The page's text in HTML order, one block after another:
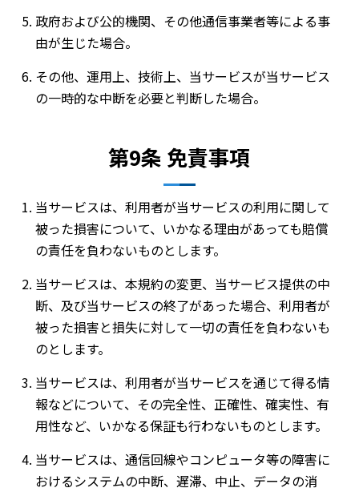
政府および公的機関、その他通信事業者等による事
由が生じた場合。
その他、運用上、技術上、当サービスが当サービス
の一時的な中断を必要と判断した場合。
第9条 免責事項
当サービスは、利用者が当サービスの利用に関して
被った損害について、いかなる理由があっても賠償
の責任を負わないものとします。
当サービスは、本規約の変更、当サービス提供の中
断、及び当サービスの終了があった場合、利用者が
被った損害と損失に対して一切の責任を負わないも
のとします。
当サービスは、利用者が当サービスを通じて得る情
報などについて、その完全性、正確性、確実性、有
用性など、いかなる保証も行わないものとします。
当サービスは、通信回線やコンピュータ等の障害に
おけるシステムの中断、遅滞、中止、データの消